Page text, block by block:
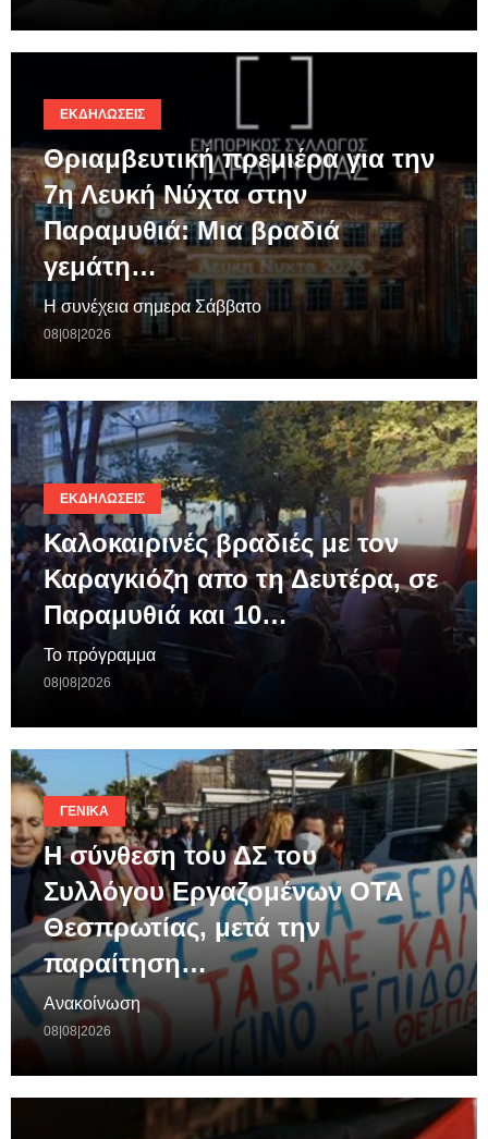
ΕΚΔΗΛΏΣΕΙΣ
Θριαμβευτική πρεμιέρα για την
7η Λευκή Νύχτα στην
Παραμυθιά: Μια βραδιά
γεμάτη…
Η συνέχεια σημερα Σάββατο
08|08|2026
ΕΚΔΗΛΏΣΕΙΣ
Καλοκαιρινές βραδιές με τον
Καραγκιόζη απο τη Δευτέρα, σε
Παραμυθιά και 10…
Το πρόγραμμα
08|08|2026
ΓΕΝΙΚΆ
Η σύνθεση του ΔΣ του
Συλλόγου Εργαζομένων ΟΤΑ
Θεσπρωτίας, μετά την
παραίτηση…
Ανακοίνωση
08|08|2026